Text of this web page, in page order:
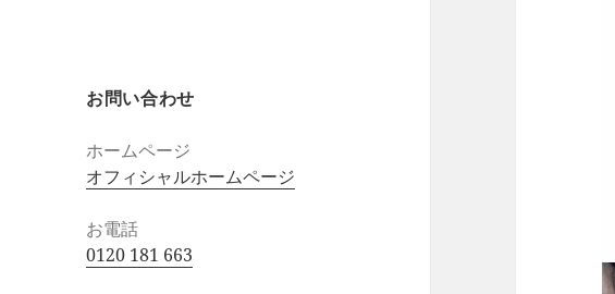
お問い合わせ
ホームページ
オフィシャルホームページ
お電話
0120 181 663